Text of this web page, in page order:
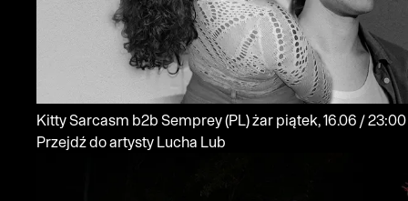
Kitty Sarcasm b2b Semprey(PL)żar
piątek, 16.06 / 23:00
Przejdź do artysty Lucha Lub